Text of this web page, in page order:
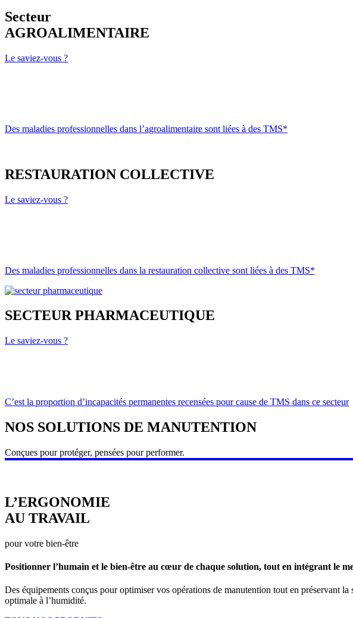
Secteur
AGROALIMENTAIRE
Le saviez-vous ?
Des maladies professionnelles dans l’agroalimentaire sont liées à des TMS*
RESTAURATION COLLECTIVE
Le saviez-vous ?
Des maladies professionnelles dans la restauration collective sont liées à des TMS*
SECTEUR PHARMACEUTIQUE
Le saviez-vous ?
C’est la proportion d’incapacités permanentes recensées pour cause de TMS dans ce secteur
NOS SOLUTIONS DE MANUTENTION
Conçues pour protéger, pensées pour performer.
L’ERGONOMIE
AU TRAVAIL
pour votre bien-être
Positionner l’humain et le bien-être au cœur de chaque solution, tout en intégrant le
Des équipements conçus pour optimiser vos opérations de manutention tout en préservant
optimale à l’humidité.